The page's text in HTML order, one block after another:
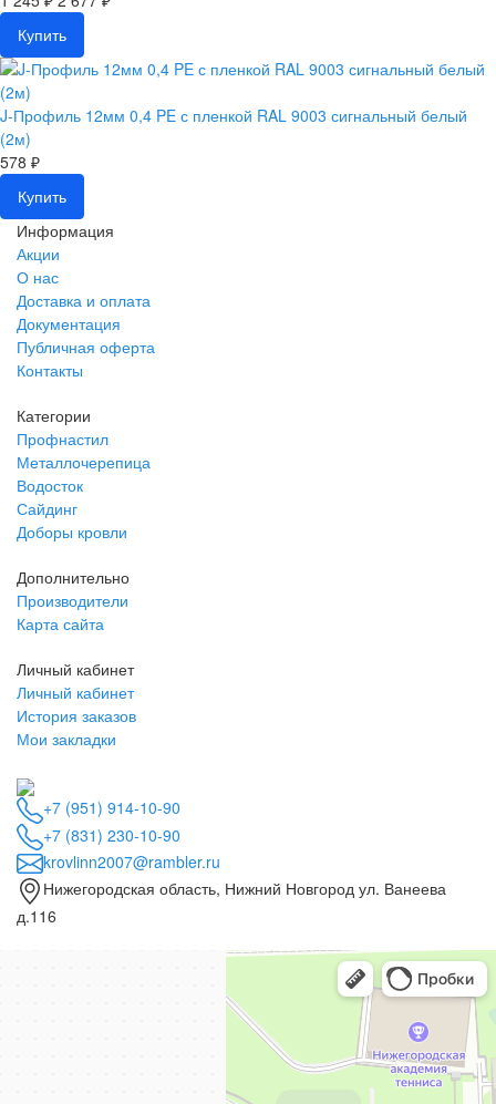
Купить
J-Профиль 12мм 0,4 PE с пленкой RAL 9003 сигнальный белый
(2м)
578 ₽
Купить
Информация
Акции
О нас
Доставка и оплата
Документация
Публичная оферта
Контакты
Категории
Профнастил
Металлочерепица
Водосток
Сайдинг
Доборы кровли
Дополнительно
Производители
Карта сайта
Личный кабинет
Личный кабинет
История заказов
Мои закладки
+7 (951) 914-10-90
+7 (831) 230-10-90
krovlinn2007@rambler.ru
Нижегородская область, Нижний Новгород ул. Ванеева
д.116